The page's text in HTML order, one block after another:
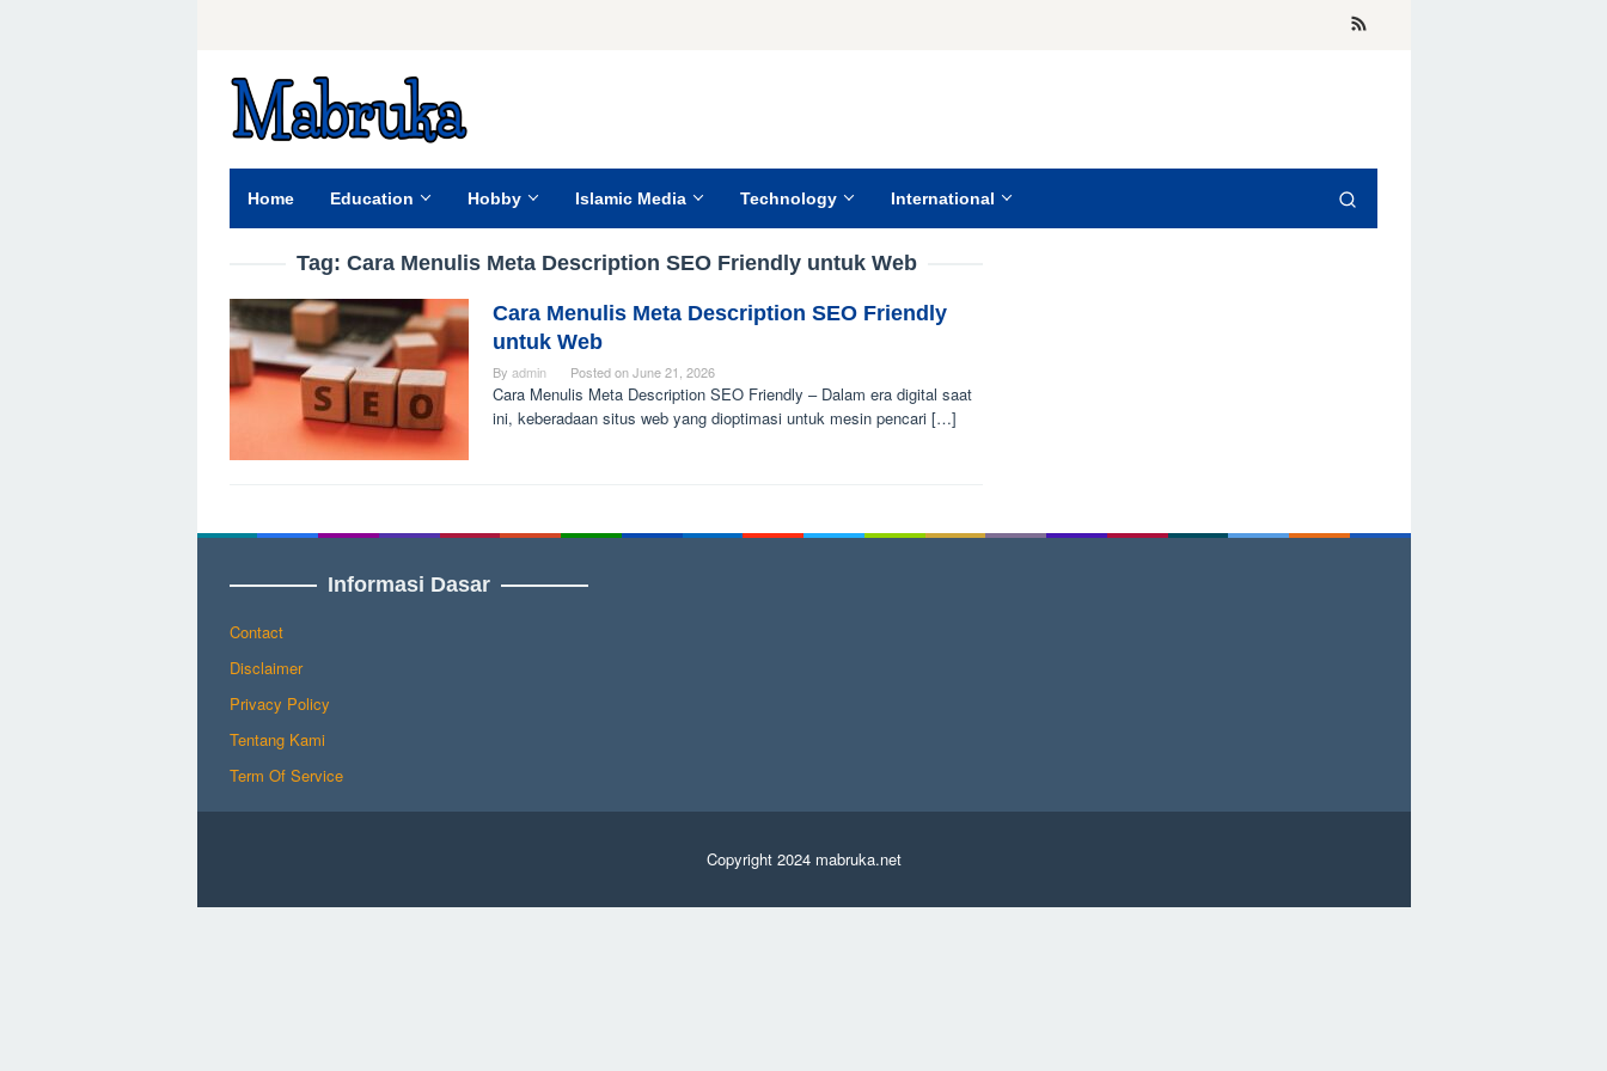
Home Education Hobby Islamic Media Technology International
Tag: Cara Menulis Meta Description SEO Friendly untuk Web
Cara Menulis Meta Description SEO Friendly
untuk Web
By admin Posted onJune 21, 2026
Cara Menulis Meta Description SEO Friendly – Dalam era digital saat
ini, keberadaan situs web yang dioptimasi untuk mesin pencari […]
Informasi Dasar
Contact
Disclaimer
Privacy Policy
Tentang Kami
Term Of Service
Copyright 2024 mabruka.net